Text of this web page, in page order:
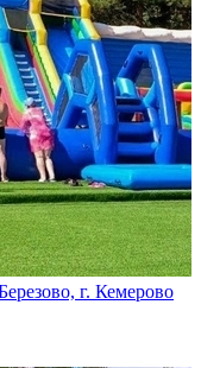
г. Кемерово